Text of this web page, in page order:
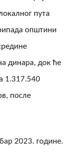
пута
општини
динара, док ће
1.317.540
после
2023. године.